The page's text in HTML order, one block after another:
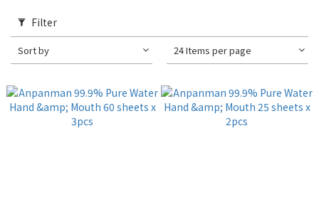
Filter
Sort by 24 Items per page